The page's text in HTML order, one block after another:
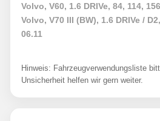
Volvo, V60, 1.6 DRIVe, 84, 114,
Volvo, V70 III (BW), 1.6 DRIVe /
06.11
Hinweis: Fahrzeugverwendungsliste
Unsicherheit helfen wir gern weiter.